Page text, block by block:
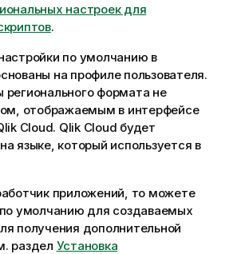
настроек для
.
по умолчанию в
на профиле пользователя.
формата не
отображаемым в интерфейсе
Cloud. Qlik Cloud будет
языке, который используется в
приложений, то можете
умолчанию для создаваемых
получения дополнительной
раздел Установка